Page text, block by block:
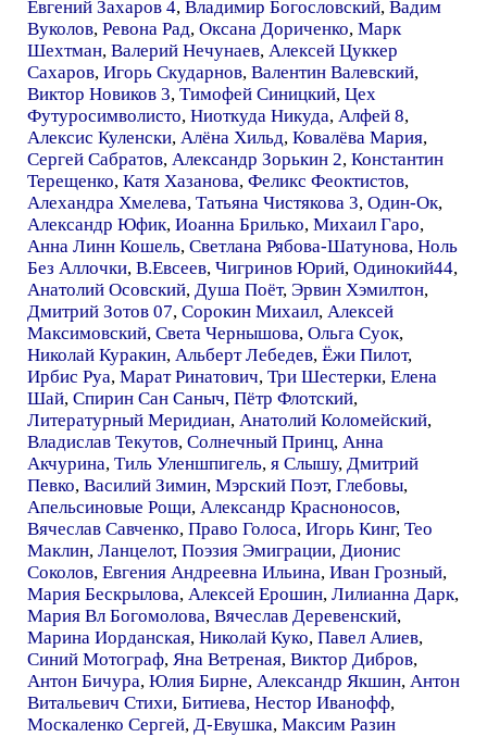
Евгений Захаров 4, Владимир Богословский, Вадим
Вуколов, Ревона Рад, Оксана Дориченко, Марк
Шехтман, Валерий Нечунаев, Алексей Цуккер
Сахаров, Игорь Скударнов, Валентин Валевский,
Виктор Новиков 3, Тимофей Синицкий, Цех
Футуросимволисто, Ниоткуда Никуда, Алфей 8,
Алексис Куленски, Алёна Хильд, Ковалёва Мария,
Сергей Сабратов, Александр Зорькин 2, Константин
Терещенко, Катя Хазанова, Феликс Феоктистов,
Алехандра Хмелева, Татьяна Чистякова 3, Один-Ок,
Александр Юфик, Иоанна Брилько, Михаил Гаро,
Анна Линн Кошель, Светлана Рябова-Шатунова, Ноль
Без Аллочки, В.Евсеев, Чигринов Юрий, Одинокий44,
Анатолий Осовский, Душа Поёт, Эрвин Хэмилтон,
Дмитрий Зотов 07, Сорокин Михаил, Алексей
Максимовский, Света Чернышова, Ольга Суок,
Николай Куракин, Альберт Лебедев, Ёжи Пилот,
Ирбис Руа, Марат Ринатович, Три Шестерки, Елена
Шай, Спирин Сан Саныч, Пётр Флотский,
Литературный Меридиан, Анатолий Коломейский,
Владислав Текутов, Солнечный Принц, Анна
Акчурина, Тиль Уленшпигель, я Слышу, Дмитрий
Певко, Василий Зимин, Мэрский Поэт, Глебовы,
Апельсиновые Рощи, Александр Красноносов,
Вячеслав Савченко, Право Голоса, Игорь Кинг, Тео
Маклин, Ланцелот, Поэзия Эмиграции, Дионис
Соколов, Евгения Андреевна Ильина, Иван Грозный,
Мария Бескрылова, Алексей Ерошин, Лилианна Дарк,
Мария Вл Богомолова, Вячеслав Деревенский,
Марина Иорданская, Николай Куко, Павел Алиев,
Синий Мотограф, Яна Ветреная, Виктор Дибров,
Антон Бичура, Юлия Бирне, Александр Якшин, Антон
Витальевич Стихи, Битиева, Нестор Иванофф,
Москаленко Сергей, Д-Евушка, Максим Разин